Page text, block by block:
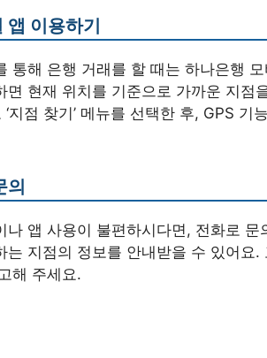
앱 이용하기
통해 은행 거래를 할 때는 하나은행
면 현재 위치를 기준으로 가까운 지점
지점 찾기’ 메뉴를 선택한 후, GPS
의
나 앱 사용이 불편하시다면, 전화로
는 지점의 정보를 안내받을 수 있어요
해 주세요.